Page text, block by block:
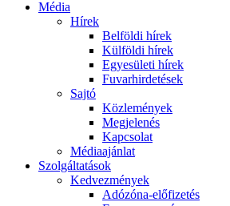
Média
Hírek
Belföldi hírek
Külföldi hírek
Egyesületi hírek
Fuvarhirdetések
Sajtó
Közlemények
Megjelenés
Kapcsolat
Médiaajánlat
Szolgáltatások
Kedvezmények
Adózóna-előfizetés